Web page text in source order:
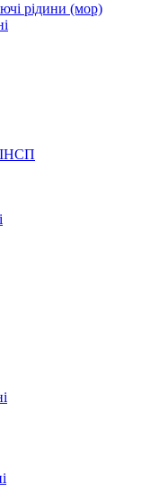
рідини (мор)
ІНСП